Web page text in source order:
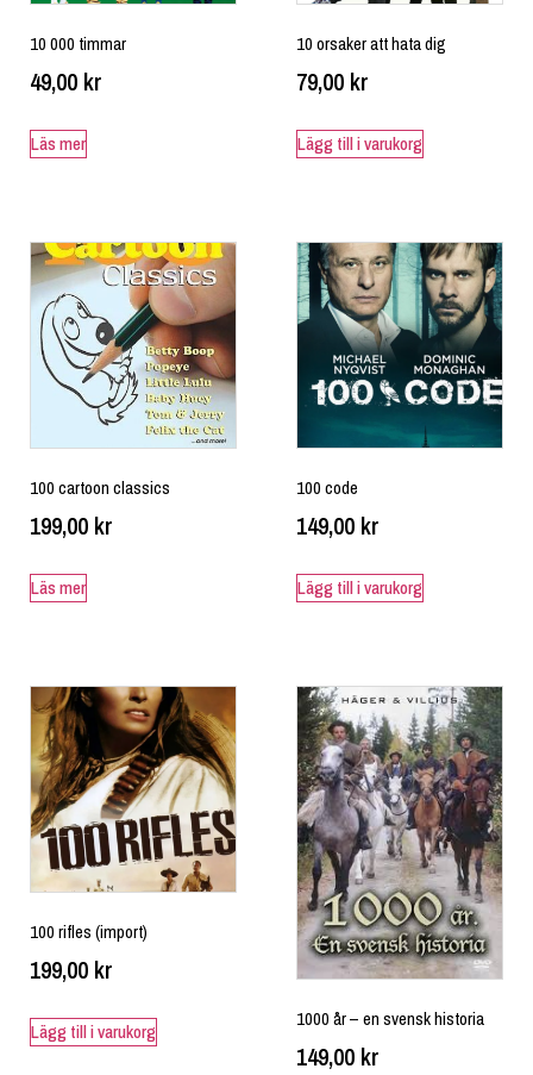
10 000 timmar
49,00 kr
Läs mer
10 orsaker att hata dig
79,00 kr
Lägg till i varukorg
100 cartoon classics
199,00 kr
Läs mer
100 code
149,00 kr
Lägg till i varukorg
100 rifles (import)
199,00 kr
Lägg till i varukorg 1000 år – en svensk historia
149,00 kr